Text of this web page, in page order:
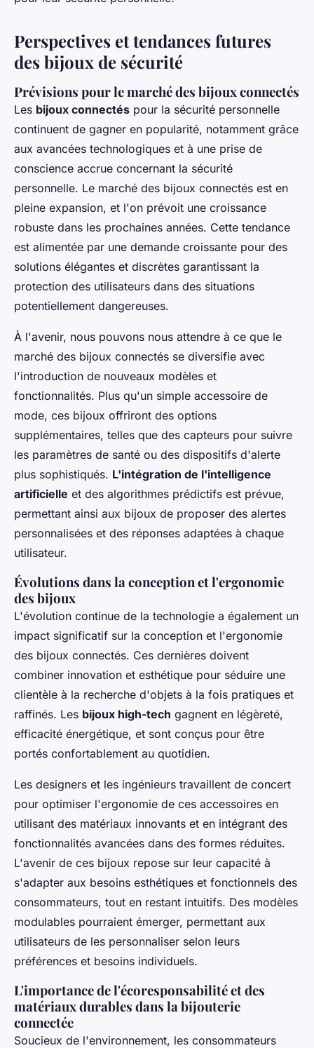
Perspectives et tendances futures
des bijoux de sécurité
Prévisions pour le marché des bijoux connectés
Les bijoux connectés pour la sécurité personnelle
continuent de gagner en popularité, notamment grâce
aux avancées technologiques et à une prise de
conscience accrue concernant la sécurité
personnelle. Le marché des bijoux connectés est en
pleine expansion, et l'on prévoit une croissance
robuste dans les prochaines années. Cette tendance
est alimentée par une demande croissante pour des
solutions élégantes et discrètes garantissant la
protection des utilisateurs dans des situations
potentiellement dangereuses.
À l'avenir, nous pouvons nous attendre à ce que le
marché des bijoux connectés se diversifie avec
l'introduction de nouveaux modèles et
fonctionnalités. Plus qu'un simple accessoire de
mode, ces bijoux offriront des options
supplémentaires, telles que des capteurs pour suivre
les paramètres de santé ou des dispositifs d'alerte
plus sophistiqués. L'intégration de l'intelligence
artificielle et des algorithmes prédictifs est prévue,
permettant ainsi aux bijoux de proposer des alertes
personnalisées et des réponses adaptées à chaque
utilisateur.
Évolutions dans la conception et l'ergonomie
des bijoux
L'évolution continue de la technologie a également un
impact significatif sur la conception et l'ergonomie
des bijoux connectés. Ces dernières doivent
combiner innovation et esthétique pour séduire une
clientèle à la recherche d'objets à la fois pratiques et
raffinés. Les bijoux high-tech gagnent en légèreté,
efficacité énergétique, et sont conçus pour être
portés confortablement au quotidien.
Les designers et les ingénieurs travaillent de concert
pour optimiser l'ergonomie de ces accessoires en
utilisant des matériaux innovants et en intégrant des
fonctionnalités avancées dans des formes réduites.
L'avenir de ces bijoux repose sur leur capacité à
s'adapter aux besoins esthétiques et fonctionnels des
consommateurs, tout en restant intuitifs. Des modèles
modulables pourraient émerger, permettant aux
utilisateurs de les personnaliser selon leurs
préférences et besoins individuels.
L'importance de l'écoresponsabilité et des
matériaux durables dans la bijouterie
connectée
Soucieux de l'environnement, les consommateurs